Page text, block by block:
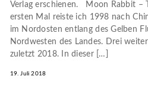
Verlag erschienen. Moon Rabbit –
ersten Mal reiste ich 1998 nach
im Nordosten entlang des Gelben
Nordwesten des Landes. Drei
zuletzt 2018. In dieser […]
19. Juli 2018